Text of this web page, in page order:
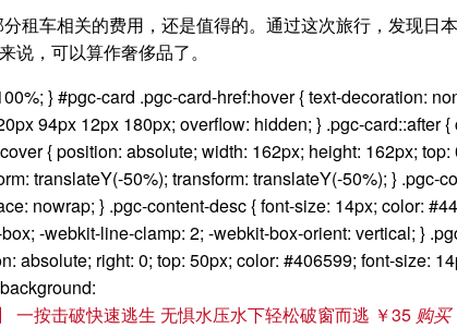
租车相关的费用，还是值得的。通过这次旅行，发现日
，可以算作奢侈品了。
} #pgc-card .pgc-card-href:hover { text-decoration:
94px 12px 180px; overflow: hidden; } .pgc-card::after {
{ position: absolute; width: 162px; height: 162px; top:
translateY(-50%); transform: translateY(-50%); } .pgc-
nowrap; } .pgc-content-desc { font-size: 14px; color:
-webkit-line-clamp: 2; -webkit-box-orient: vertical; }
right: 0; top: 50px; color: #406599; font-size:
一按击破快速逃生 无惧水压水下轻松破窗而逃 ￥35 购买